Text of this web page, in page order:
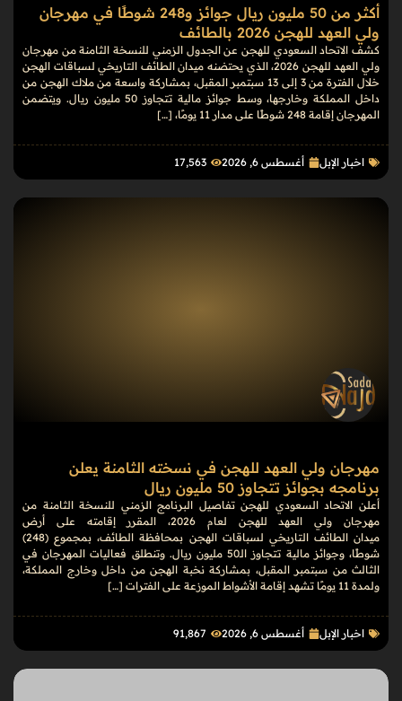
أكثر من 50 مليون ريال جوائز و248 شوطًا في مهرجان
ولي العهد للهجن 2026 بالطائف
كشف الاتحاد السعودي للهجن عن الجدول الزمني للنسخة الثامنة من مهرجان
ولي العهد للهجن 2026، الذي يحتضنه ميدان الطائف التاريخي لسباقات الهجن
خلال الفترة من 3 إلى 13 سبتمبر المقبل، بمشاركة واسعة من ملاك الهجن من
داخل المملكة وخارجها، وسط جوائز مالية تتجاوز 50 مليون ريال. ويتضمن
المهرجان إقامة 248 شوطًا على مدار 11 يومًا، […]
اخبار الإبل أغسطس 6, 2026 17٬563
مهرجان ولي العهد للهجن في نسخته الثامنة يعلن
برنامجه بجوائز تتجاوز 50 مليون ريال
أعلن الاتحاد السعودي للهجن تفاصيل البرنامج الزمني للنسخة الثامنة من
مهرجان ولي العهد للهجن لعام 2026، المقرر إقامته على أرض
ميدان الطائف التاريخي لسباقات الهجن بمحافظة الطائف، بمجموع (248)
شوطًا، وجوائز مالية تتجاوز الـ50 مليون ريال. وتنطلق فعاليات المهرجان في
الثالث من سبتمبر المقبل، بمشاركة نخبة الهجن من داخل وخارج المملكة،
ولمدة 11 يومًا تشهد إقامة الأشواط الموزعة على الفترات […]
اخبار الإبل أغسطس 6, 2026 91٬867